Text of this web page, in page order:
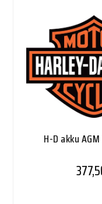
H-D akku